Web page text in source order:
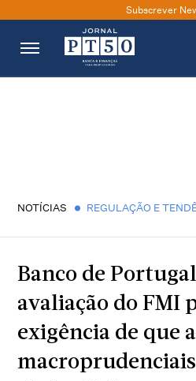
Subscrever
NOTÍCIAS REGULAÇÃO E
Banco de
avaliação do FMI
exigência de que